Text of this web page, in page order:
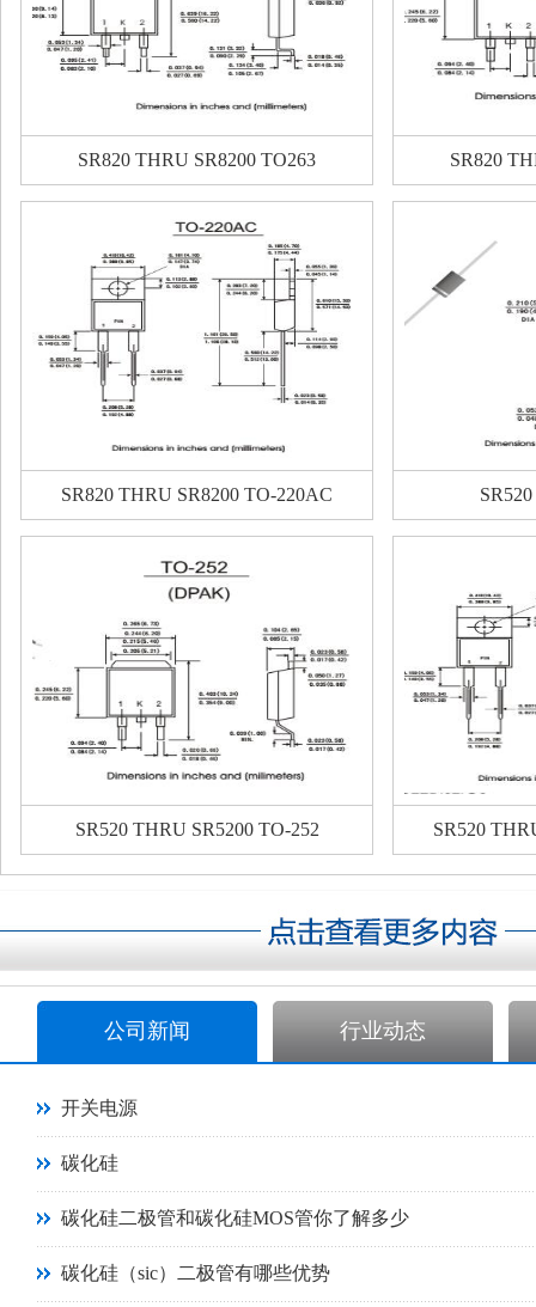
SR820 THRU SR8200 TO263 SR820
SR820 THRU SR8200 TO-220AC
SR520 THRU SR5200 TO-252 SR520
公司新闻 行业动态
开关电源
碳化硅
碳化硅二极管和碳化硅MOS管你了解多少
碳化硅（sic）二极管有哪些优势